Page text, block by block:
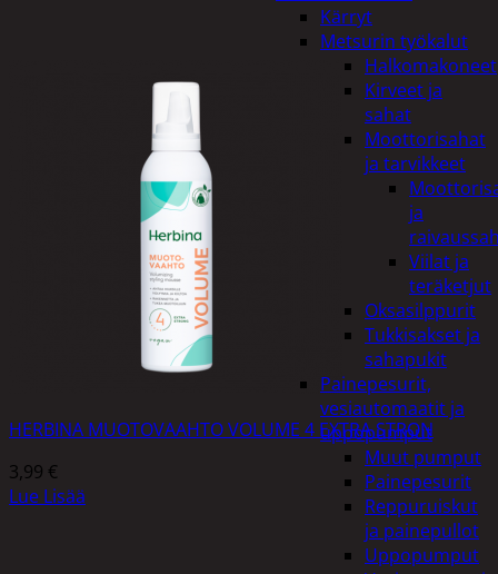
Kärryt
Metsurin työkalut
Halkomakoneet
Kirveet ja
sahat
Moottorisahat
ja tarvikkeet
ja
Viilat ja
teräketjut
Oksasilppurit
Tukkisakset ja
sahapukit
Painepesurit,
vesiautomaatit ja
uppopumput
Muut pumput
Painepesurit
Reppuruiskut
ja painepullot
Uppopumput
HERBINA MUOTOVAAHTO VOLUME 4 EXTRA STRON
3,99 €
Lue Lisää